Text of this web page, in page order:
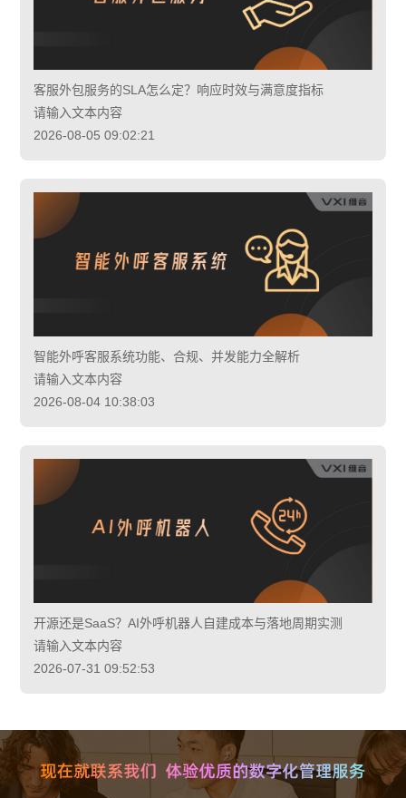
客服外包服务的SLA怎么定？响应时效与满意度指标
请输入文本内容
2026-08-05 09:02:21
智能外呼客服系统功能、合规、并发能力全解析
请输入文本内容
2026-08-04 10:38:03
开源还是SaaS？AI外呼机器人自建成本与落地周期实测
请输入文本内容
2026-07-31 09:52:53